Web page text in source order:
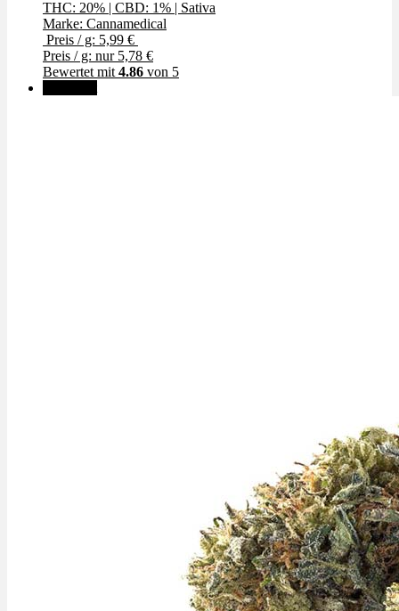
THC: 20% | CBD: 1% | Sativa
Marke: Cannamedical
Preis / g: 5,99 €
Preis / g: nur 5,78 €
Bewertet mit 4.86 von 5